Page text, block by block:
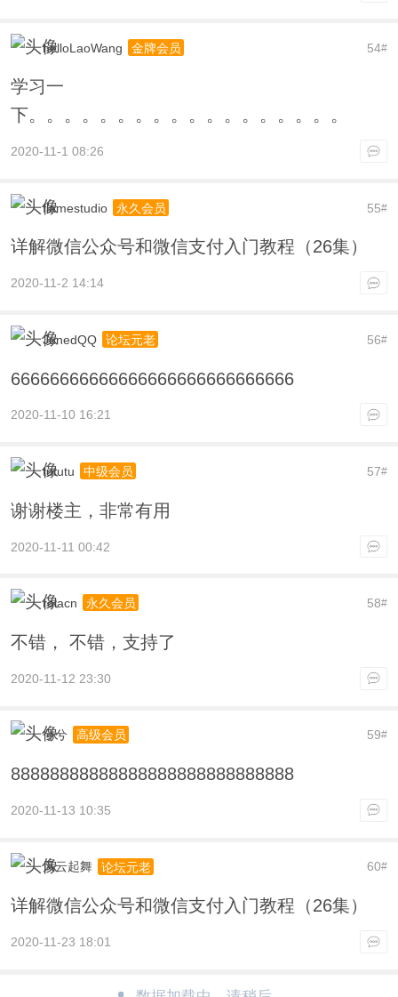
54#
helloLaoWang 金牌会员
学习一
下。。。。。。。。。。。。。。。。。。
2020-11-1 08:26
55#
flamestudio 永久会员
详解微信公众号和微信支付入门教程（26集）
2020-11-2 14:14
56#
JunedQQ 论坛元老
66666666666666666666666666666
2020-11-10 16:21
57#
tututu 中级会员
谢谢楼主，非常有用
2020-11-11 00:42
58#
rolacn 永久会员
不错， 不错，支持了
2020-11-12 23:30
59#
兮兮 高级会员
88888888888888888888888888888
2020-11-13 10:35
60#
风云起舞 论坛元老
详解微信公众号和微信支付入门教程（26集）
2020-11-23 18:01